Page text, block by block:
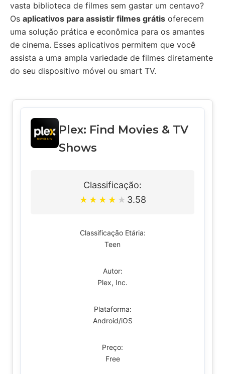
vasta biblioteca de filmes sem gastar um centavo?
Os aplicativos para assistir filmes grátis oferecem
uma solução prática e econômica para os amantes
de cinema. Esses aplicativos permitem que você
assista a uma ampla variedade de filmes diretamente
do seu dispositivo móvel ou smart TV.
Plex: Find Movies & TV
Shows
Classificação:
★ ★ ★ ★ ★ 3.58
Classificação Etária:
Teen
Autor:
Plex, Inc.
Plataforma:
Android/iOS
Preço:
Free